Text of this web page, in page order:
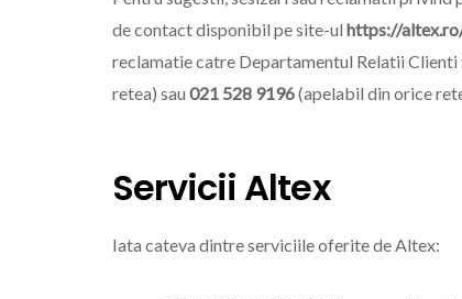
de contact disponibil pe site-ul https://
reclamatie catre Departamentul Relatii
retea) sau 021 528 9196(apelabil din orice
Servicii Altex
Iata cateva dintre serviciile oferite de Altex: